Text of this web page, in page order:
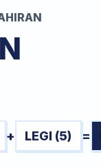
+ LEGI (5) =